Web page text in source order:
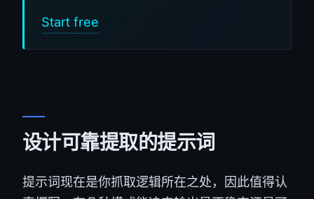
Start free
设计可靠提取的提示词
提示词现在是你抓取逻辑所在之处，因此值得认